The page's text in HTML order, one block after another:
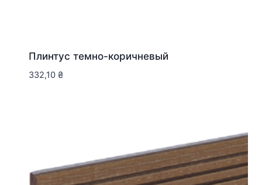
Плинтус темно-коричневый
332,10 ₴